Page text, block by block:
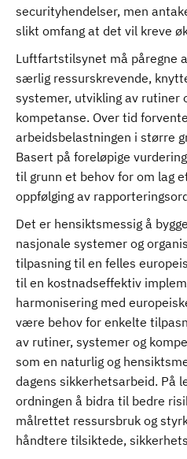
securityhendelser, men
slikt omfang at det vil kreve
Luftfartstilsynet må påregne
særlig ressurskrevende,
systemer, utvikling av rutiner
kompetanse. Over tid
arbeidsbelastningen i større
Basert på foreløpige
til grunn et behov for om lag
oppfølging av
Det er hensiktsmessig å
nasjonale systemer og
tilpasning til en felles
til en kostnadseffektiv
harmonisering med
være behov for enkelte
av rutiner, systemer og
som en naturlig og
dagens sikkerhetsarbeid. På
ordningen å bidra til bedre
målrettet ressursbruk og
håndtere tilsiktede,